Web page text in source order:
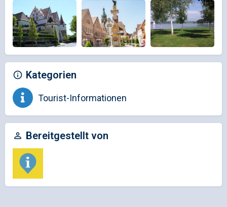
Kategorien
Tourist-Informationen
Bereitgestellt von